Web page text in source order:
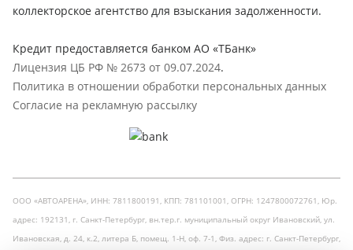
коллекторское агентство для взыскания задолженности.
Кредит предоставляется банком АО «ТБанк»
Лицензия ЦБ РФ № 2673 от 09.07.2024.
Политика в отношении обработки персональных данных
Согласие на рекламную рассылку
ООО «АВТОАРЕНА», ИНН: 7811800191, КПП: 781101001, ОГРН: 1247800072761, Юр.
адрес: 192131, г. Санкт-Петербург, вн.тер.г. муниципальный округ Ивановский, ул.
Ивановская, д. 24, к.2, литера Б, помещ. 1-Н, оф. 7-1, Физ. адрес: г. Санкт-Петербург,